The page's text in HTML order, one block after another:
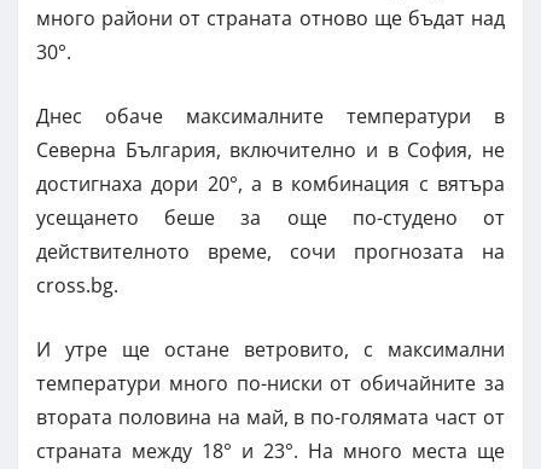
много райони от страната отново ще бъдат над
30°.
Днес обаче максималните температури в
Северна България, включително и в София, не
достигнаха дори 20°, а в комбинация с вятъра
усещането беше за още по-студено от
действителното време, сочи прогнозата на
cross.bg.
И утре ще остане ветровито, с максимални
температури много по-ниски от обичайните за
втората половина на май, в по-голямата част от
страната между 18° и 23°. На много места ще